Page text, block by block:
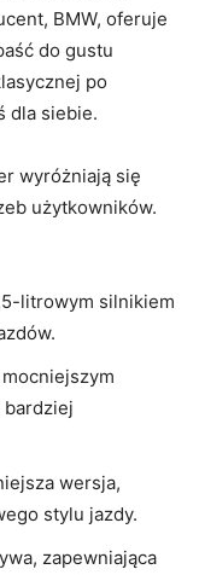
BMW, oferuje
do gustu
po
dla siebie.
wyróżniają się
użytkowników.
litrowym silnikiem
wersja,
stylu jazdy.
zapewniająca